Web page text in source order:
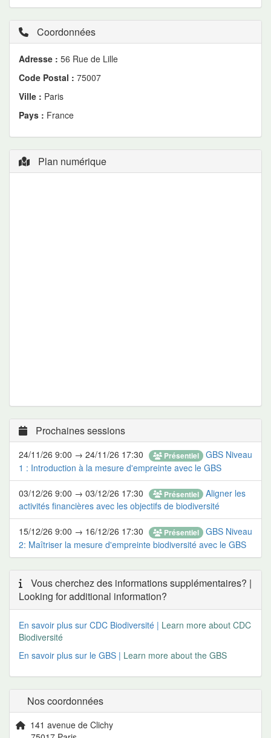
Coordonnées
Adresse : 56 Rue de Lille
Code Postal : 75007
Ville : Paris
Pays : France
Plan numérique
Prochaines sessions
24/11/26 9:00 → 24/11/26 17:30 Présentiel
GBS Niveau
1 : Introduction à la mesure d'empreinte avec le GBS
03/12/26 9:00 → 03/12/26 17:30 Présentiel
Aligner les
activités financières avec les objectifs de biodiversité
15/12/26 9:00 → 16/12/26 17:30 Présentiel
GBS Niveau
2: Maîtriser la mesure d'empreinte biodiversité avec le GBS
Vous cherchez des informations supplémentaires? |
Looking for additional information?
En savoir plus sur CDC Biodiversité | Learn more about CDC
Biodiversité
En savoir plus sur le GBS | Learn more about the GBS
Nos coordonnées
141 avenue de Clichy